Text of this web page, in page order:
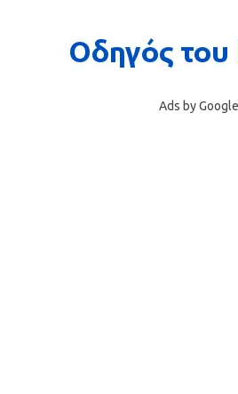
Ads by Google